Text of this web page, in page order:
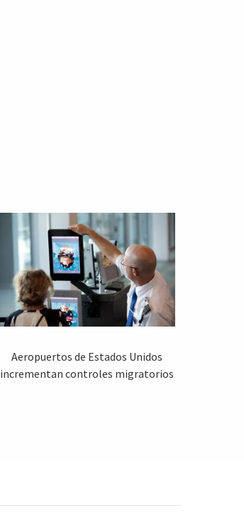
Aeropuertos de Estados Unidos
incrementan controles migratorios